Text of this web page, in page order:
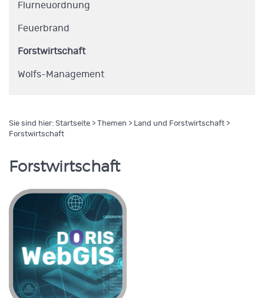
Flurneuordnung
Feuerbrand
Forstwirtschaft
Wolfs-Management
Sie sind hier: Startseite > Themen > Land und Forstwirtschaft >
Forstwirtschaft
Forstwirtschaft